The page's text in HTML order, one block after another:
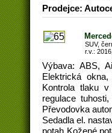
Prodejce:
SUV,
r.v.:
Výbava: ABS,
Elektrická
Kontrola tlaku
regulace
Převodovka
Sedadla el.
potah Kožené